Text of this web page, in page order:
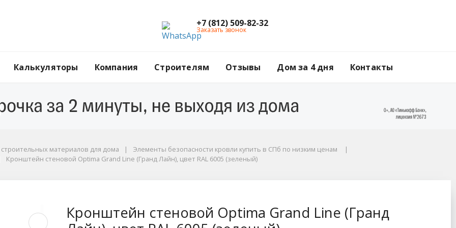
+7 (812) 509-82-32
Заказать звонок
Калькуляторы Компания Строителям Отзывы Дом за 4 дня Контакты
строительных материалов для дома
Элементы безопасности кровли купить в СПб по низким ценам
Кронштейн стеновой Optima Grand Line (Гранд Лайн), цвет RAL 6005 (зеленый)
Кронштейн стеновой Optima Grand Line (Гранд